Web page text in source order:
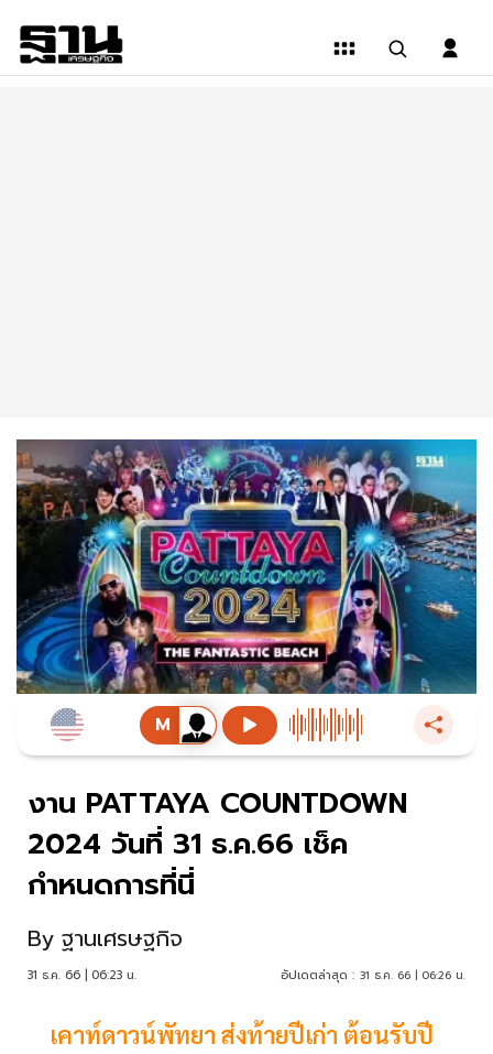
งาน PATTAYA COUNTDOWN
2024 วันที่ 31 ธ.ค.66 เช็ค
กำหนดการที่นี่
By ฐานเศรษฐกิจ
31 ธ.ค. 66 | 06:23 น. อัปเดตล่าสุด : 31 ธ.ค. 66 | 06:26 น.
เคาท์ดาวน์พัทยา ส่งท้ายปีเก่า ต้อนรับปี